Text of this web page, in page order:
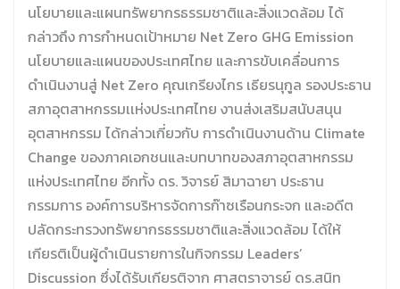
นโยบายและแผนทรัพยากรธรรมชาติและสิ่งแวดล้อม ได้
กล่าวถึง การกำหนดเป้าหมาย Net Zero GHG Emission
นโยบายและแผนของประเทศไทย และการขับเคลื่อนการ
ดำเนินงานสู่ Net Zero คุณเกรียงไกร เธียรนุกูล รองประธาน
สภาอุตสาหกรรมเเห่งประเทศไทย งานส่งเสริมสนับสนุน
อุตสาหกรรม ได้กล่าวเกี่ยวกับ การดำเนินงานด้าน Climate
Change ของภาคเอกชนและบทบาทของสภาอุตสาหกรรม
แห่งประเทศไทย อีกทั้ง ดร. วิจารย์ สิมาฉายา ประธาน
กรรมการ องค์การบริหารจัดการก๊าซเรือนกระจก และอดีต
ปลัดกระทรวงทรัพยากรธรรมชาติและสิ่งแวดล้อม ได้ให้
เกียรติเป็นผู้ดำเนินรายการในกิจกรรม Leaders’
Discussion ซึ่งได้รับเกียรติจาก ศาสตราจารย์ ดร.สนิท